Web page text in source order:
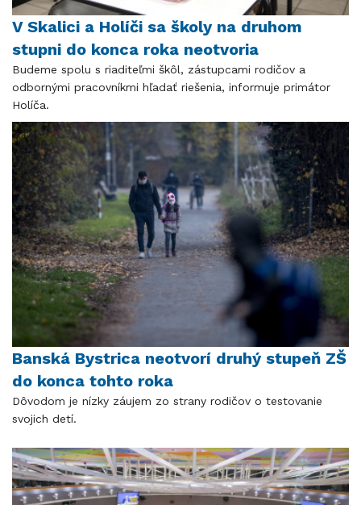
V Skalici a Holíči sa školy na druhom
stupni do konca roka neotvoria
Budeme spolu s riaditeľmi škôl, zástupcami rodičov a
odbornými pracovníkmi hľadať riešenia, informuje primátor
Holíča.
Banská Bystrica neotvorí druhý stupeň ZŠ
do konca tohto roka
Dôvodom je nízky záujem zo strany rodičov o testovanie
svojich detí.